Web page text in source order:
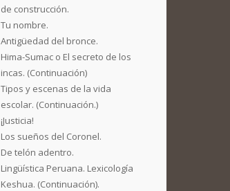
de construcción.
Tu nombre.
Antigüedad del bronce.
Hima-Sumac o El secreto de los
incas. (Continuación)
Tipos y escenas de la vida
escolar. (Continuación.)
¡Justicia!
Los sueños del Coronel.
De telón adentro.
Lingüística Peruana. Lexicología
Keshua. (Continuación).